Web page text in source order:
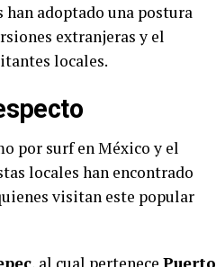
adoptado una postura
extranjeras y el
locales.
por surf en México y el
locales han encontrado
visitan este popular
, al cual pertenece Puerto